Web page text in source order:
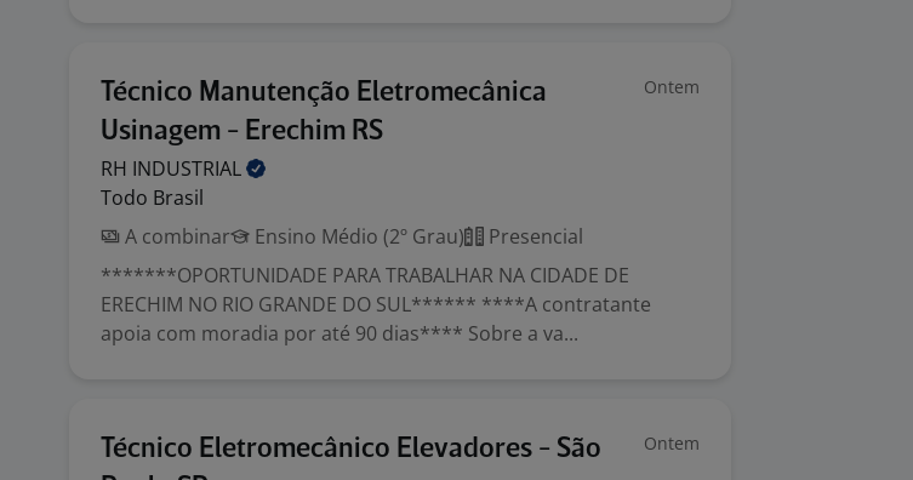
Técnico Manutenção Eletromecânica
Usinagem - Erechim RS
Ontem
RH INDUSTRIAL
Todo Brasil
A combinar
Ensino Médio (2º Grau)
Presencial
*******OPORTUNIDADE PARA TRABALHAR NA CIDADE DE
ERECHIM NO RIO GRANDE DO SUL****** ****A contratante
apoia com moradia por até 90 dias**** Sobre a va...
Técnico Eletromecânico Elevadores - São
Ontem